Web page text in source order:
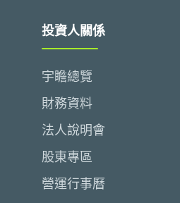
投資人關係
宇瞻總覽
財務資料
法人說明會
股東專區
營運行事曆